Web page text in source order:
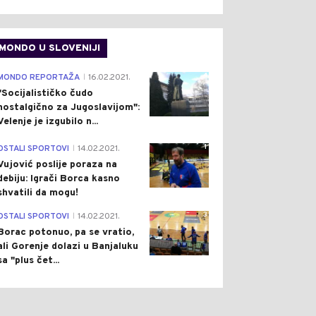
MONDO U SLOVENIJI
4
REPORTAŽA 16.02.2021.
čudo
za Jugoslavijom":
je izgubilo n...
1
SPORTOVI 14.02.2021.
poslije poraza na
Igrači Borca kasno
da mogu!
3
SPORTOVI 14.02.2021.
potonuo, pa se vratio,
Gorenje dolazi u Banjaluku
"plus čet...